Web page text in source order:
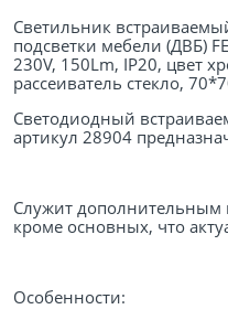
Светильник
подсветки мебели (ДВБ)
230V, 150Lm, IP20, цвет
рассеиватель стекло,
Светодиодный
артикул 28904
Служит дополнительным
кроме основных, что
Особенности: